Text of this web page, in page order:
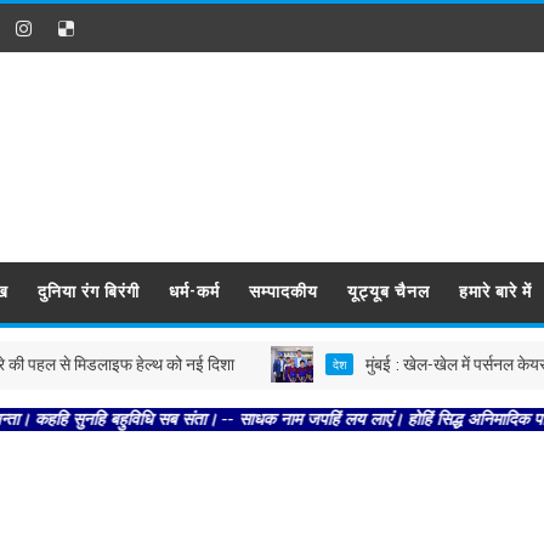
दुनिया रंग बिरंगी धर्म-कर्म सम्पादकीय यूट्यूब चैनल हमारे बारे में
से मिडलाइफ हेल्थ को नई दिशा देश मुंबई : खेल-खेल में पर्सनल केयर की
बहुविधि सब संता। -- साधक नाम जपहिं लय लाएं। होहिं सिद्ध अनिमादिक पाएं।। --